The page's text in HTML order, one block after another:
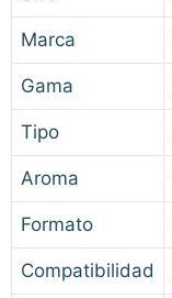
Marca
Gama
Tipo
Aroma
Formato
Compatibilidad